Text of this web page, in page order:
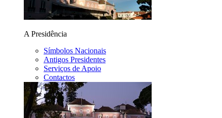
A Presidência
Símbolos Nacionais
Antigos Presidentes
Serviços de Apoio
Contactos